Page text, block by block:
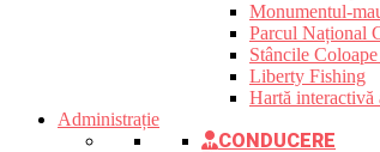
Monumentul-
Parcul Național
Stâncile
Liberty Fishing
Hartă interactivă
Administrație
CONDUCERE